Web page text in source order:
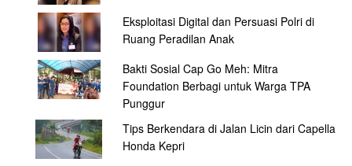
Eksploitasi Digital dan Persuasi Polri di
Ruang Peradilan Anak
Bakti Sosial Cap Go Meh: Mitra
Foundation Berbagi untuk Warga TPA
Punggur
Tips Berkendara di Jalan Licin dari Capella
Honda Kepri